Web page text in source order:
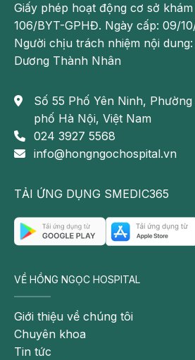
Giấy phép hoạt động cơ sở
106/BYT-GPHĐ. Ngày cấp: 09/
Người chịu trách nhiệm nội dung:
Dương Thành Nhân
Số 55 Phố Yên Ninh,
phố Hà Nội, Việt Nam
024 3927 5568
info@hongngochospital.vn
TẢI ỨNG DỤNG SMEDIC365
VỀ HỒNG NGỌC HOSPITAL
Giới thiệu về chúng tôi
Chuyên khoa
Tin tức